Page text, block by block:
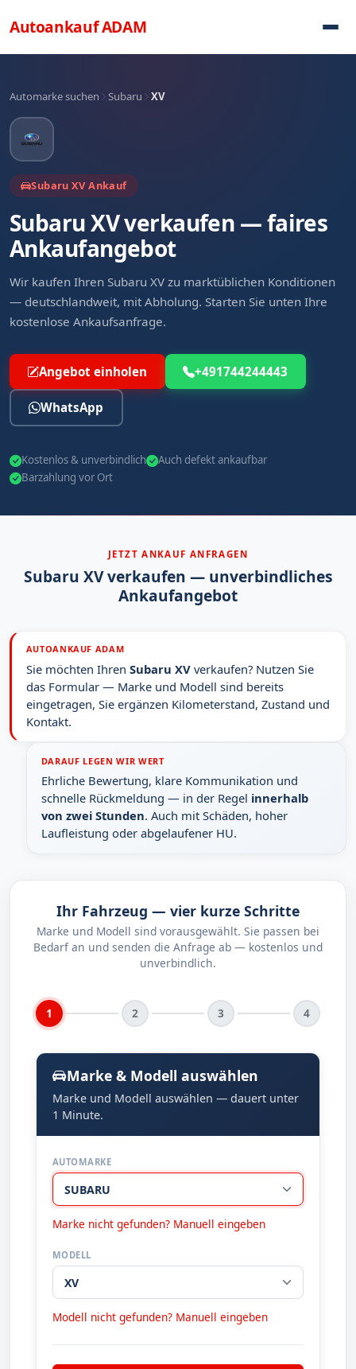
AutoankaufADAM
Automarke suchen Subaru XV
Subaru XV Ankauf
Subaru XV verkaufen — faires
Ankaufangebot
Wir kaufen Ihren Subaru XV zu marktüblichen Konditionen
— deutschlandweit, mit Abholung. Starten Sie unten Ihre
kostenlose Ankaufsanfrage.
Angebot einholen +491744244443
WhatsApp
Kostenlos & unverbindlich
Auch defekt ankaufbar
Barzahlung vor Ort
JETZT ANKAUF ANFRAGEN
Subaru XV verkaufen — unverbindliches
Ankaufangebot
AUTOANKAUF ADAM
Sie möchten Ihren Subaru XVverkaufen? Nutzen Sie
das Formular — Marke und Modell sind bereits
eingetragen, Sie ergänzen Kilometerstand, Zustand und
Kontakt.
DARAUF LEGEN WIR WERT
Ehrliche Bewertung, klare Kommunikation und
schnelle Rückmeldung — in der Regel innerhalb
von zwei Stunden. Auch mit Schäden, hoher
Laufleistung oder abgelaufener HU.
Ihr Fahrzeug — vier kurze Schritte
Marke und Modell sind vorausgewählt. Sie passen bei
Bedarf an und senden die Anfrage ab — kostenlos und
unverbindlich.
1 2 3 4
Marke & Modell auswählen
Marke und Modell auswählen — dauert unter
1 Minute.
AUTOMARKE
Marke nicht gefunden? Manuell eingeben
MODELL
Modell nicht gefunden? Manuell eingeben